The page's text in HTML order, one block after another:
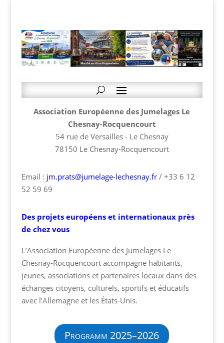
Association Européenne des Jumelages Le
Chesnay-Rocquencourt
54 rue de Versailles - Le Chesnay
78150 Le Chesnay-Rocquencourt
Email : jm.prats@jumelage-lechesnay.fr/ +33 6 12
52 59 69
Des projets européens et internationaux près
de chez vous
L’Association Européenne des Jumelages Le
Chesnay-Rocquencourt accompagne habitants,
jeunes, associations et partenaires locaux dans des
échanges citoyens, culturels, sportifs et éducatifs
avec l’Allemagne et les États-Unis.
Programm 2025–2026